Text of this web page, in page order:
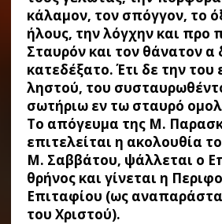
κάλαμον, τον σπόγγον, το
ήλους, την λόγχην και προ
Σταυρόν και τον θάνατον α
κατεδέξατο. Έτι δε την του
ληστού, του
σωτήριω εν τω σταυρό
Το απόγευμα της Μ.
επιτελείται η ακολουθία
Μ. Σαββάτου, ψάλλεται ο
θρήνος και γίνεται η
Επιταφίου (ως
του Χριστού).